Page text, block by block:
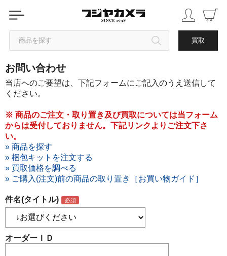
商品を探す 買取
カテゴリから探す
ブランドから探す
中古品を探す
お問い合わせ
当店へのご要望は、下記フォームにご記入のうえ送信して
ください。
※ 商品のご注文・取り置き及び買取については当フォーム
からは受付しておりません。下記リンクよりご注文下さ
い。
» 商品を探す
» 梱包キットを注文する
» 買取価格を調べる
» ご購入(注文)前の商品の取り置き［お買い物ガイド］
件名(タイトル)
オーダーＩＤ